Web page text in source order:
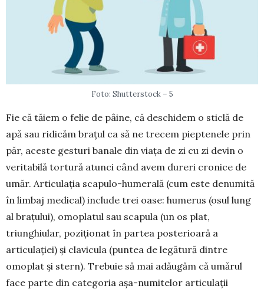
Foto: Shutterstock – 5
Fie că tăiem o felie de pâine, că deschidem o sticlă de
apă sau ridicăm brațul ca să ne trecem pieptenele prin
păr, aceste ges­turi banale din viața de zi cu zi devin o
veritabilă tortură atunci când avem dureri cronice de
umăr. Articulația scapulo-hu­merală (cum este denumită
în limbaj medical) include trei oase: humerus (osul lung
al bra­țului), omoplatul sau scapula (un os plat,
triunghiular, pozi­ționat în partea posterioară a
articulației) și clavicula (puntea de legătură dintre
omoplat și stern). Trebuie să mai adău­găm că umărul
face parte din categoria așa-numitelor articulații